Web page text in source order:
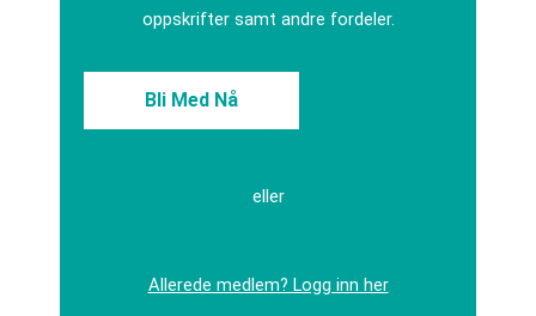
oppskrifter samt andre fordeler.
Bli Med Nå
eller
Allerede medlem? Logg inn her